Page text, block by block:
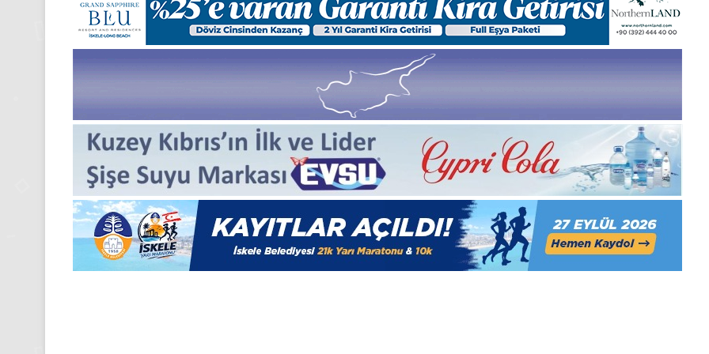
Pazartesi
2025,
Gıynık
24 Kasım Pazartesi 2025, Gıynık
Medya manşetleri
Pazartesi
2025,
Gıynık
1 Aralık Pazartesi 2025, Gıynık
Medya manşetleri